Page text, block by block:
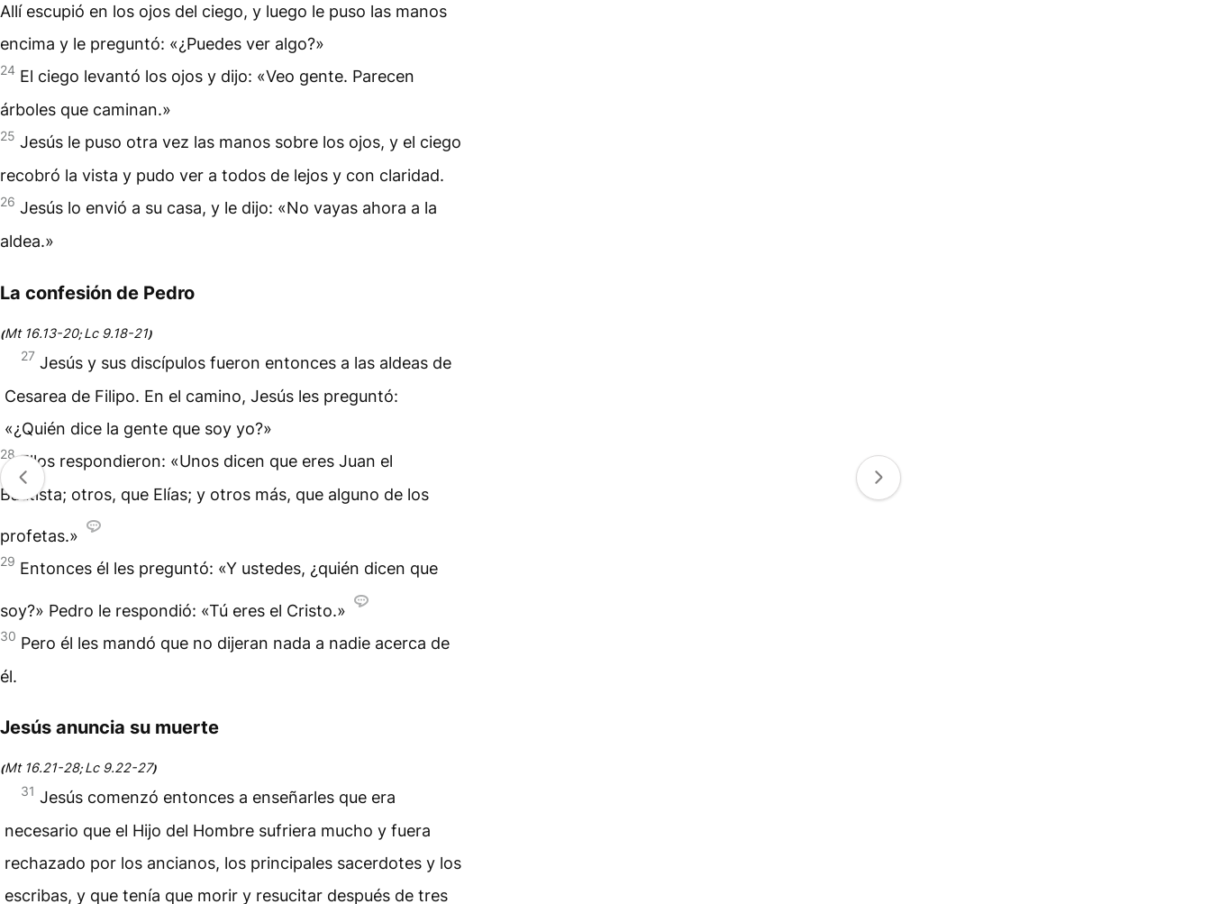
Allí escupió en los ojos del ciego, y luego le puso las manos
encima y le preguntó: «¿Puedes ver algo?»
24 El ciego levantó los ojos y dijo: «Veo gente. Parecen
árboles que caminan.»
25 Jesús le puso otra vez las manos sobre los ojos, y el ciego
recobró la vista y pudo ver a todos de lejos y con claridad.
26 Jesús lo envió a su casa, y le dijo: «No vayas ahora a la
aldea.»
La confesión de Pedro
(Mt 16.13-20;Lc 9.18-21)
27 Jesús y sus discípulos fueron entonces a las aldeas de
Cesarea de Filipo. En el camino, Jesús les preguntó:
«¿Quién dice la gente que soy yo?»
28 Ellos respondieron: «Unos dicen que eres Juan el
Bautista; otros, que Elías; y otros más, que alguno de los
profetas.»
29 Entonces él les preguntó: «Y ustedes, ¿quién dicen que
soy?» Pedro le respondió: «Tú eres el Cristo.»
30 Pero él les mandó que no dijeran nada a nadie acerca de
él.
Jesús anuncia su muerte
(Mt 16.21-28;Lc 9.22-27)
31 Jesús comenzó entonces a enseñarles que era
necesario que el Hijo del Hombre sufriera mucho y fuera
rechazado por los ancianos, los principales sacerdotes y los
escribas, y que tenía que morir y resucitar después de tres